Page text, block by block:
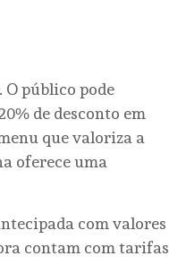
O público pode
de desconto em
que valoriza a
oferece uma
com valores
contam com tarifas